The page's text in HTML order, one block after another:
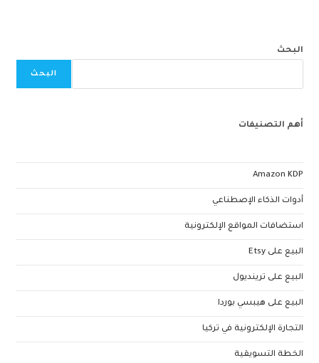
البحث
البحث
أهم التصنيفات
Amazon KDP
أدوات الذكاء الإصطناعي
استضافات المواقع الإلكترونية
البيع على Etsy
البيع على ترينديول
البيع على هيبسي بوردا
التجارة الإلكترونية في تركيا
الخطة التسويقية